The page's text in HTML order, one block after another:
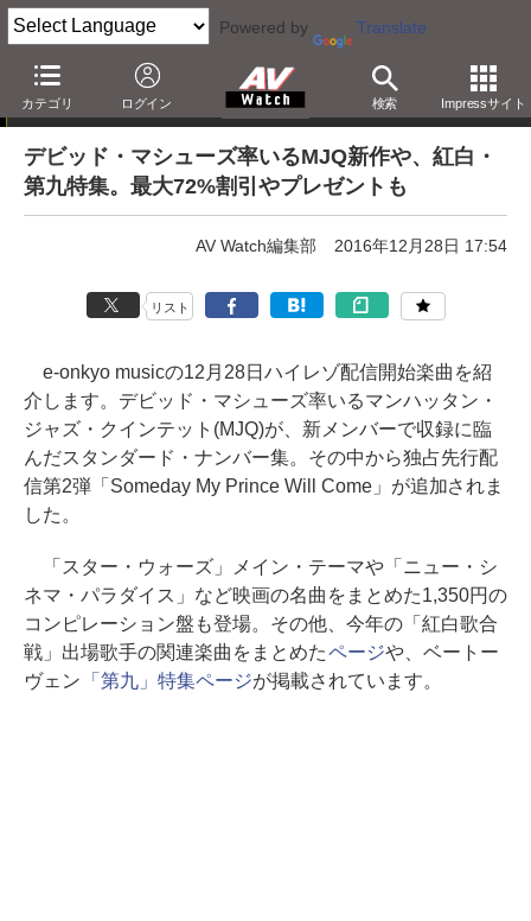
Powered by Translate
カテゴリ ログイン 検索 Impressサイト
e-onkyo musicハイレゾ配信情報
デビッド・マシューズ率いるMJQ新作や、紅白・
第九特集。最大72%割引やプレゼントも
AV Watch編集部 2016年12月28日 17:54
リスト
e-onkyo musicの12月28日ハイレゾ配信開始楽曲を紹
介します。デビッド・マシューズ率いるマンハッタン・
ジャズ・クインテット(MJQ)が、新メンバーで収録に臨
んだスタンダード・ナンバー集。その中から独占先行配
信第2弾「Someday My Prince Will Come」が追加されま
した。
「スター・ウォーズ」メイン・テーマや「ニュー・シ
ネマ・パラダイス」など映画の名曲をまとめた1,350円の
コンピレーション盤も登場。その他、今年の「紅白歌合
戦」出場歌手の関連楽曲をまとめたページや、ベートー
ヴェン
「第九」特集ページが掲載されています。